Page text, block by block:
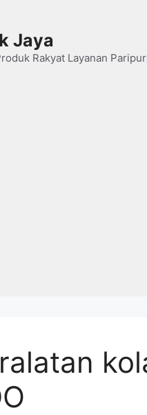
Jaya
Rakyat Layanan